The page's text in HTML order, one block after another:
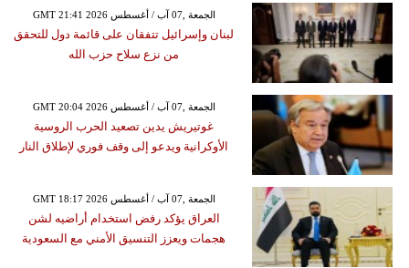
GMT 21:41 2026 الجمعة ,07 آب / أغسطس
لبنان وإسرائيل تتفقان على قائمة دول للتحقق
من نزع سلاح حزب الله
GMT 20:04 2026 الجمعة ,07 آب / أغسطس
غوتيريش يدين تصعيد الحرب الروسية
الأوكرانية ويدعو إلى وقف فوري لإطلاق النار
GMT 18:17 2026 الجمعة ,07 آب / أغسطس
العراق يؤكد رفض استخدام أراضيه لشن
هجمات ويعزز التنسيق الأمني مع السعودية